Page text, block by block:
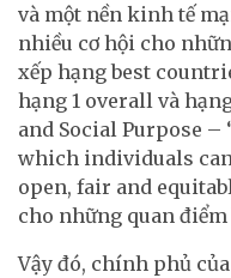
và một nền kinh tế
nhiều cơ hội cho
xếp hạng best
hạng 1 overall và
and Social Purpose –
which individuals
open, fair and
cho những quan
Vậy đó, chính phủ